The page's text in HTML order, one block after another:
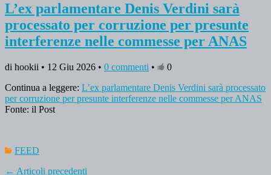
L’ex parlamentare Denis Verdini sarà
processato per corruzione per presunte
interferenze nelle commesse per ANAS
di hookii • 12 Giu 2026 • 0 commenti •
0
Continua a leggere: L’ex parlamentare Denis Verdini sarà processato
per corruzione per presunte interferenze nelle commesse per ANAS
Fonte: il Post
FEED
← Articoli precedenti